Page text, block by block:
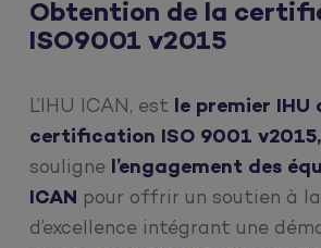
Obtention de la
ISO9001 v2015
L’IHU ICAN, est le premier IHU
certification ISO 9001 v2015,
souligne l’engagement des
ICAN pour offrir un soutien à
d’excellence intégrant une